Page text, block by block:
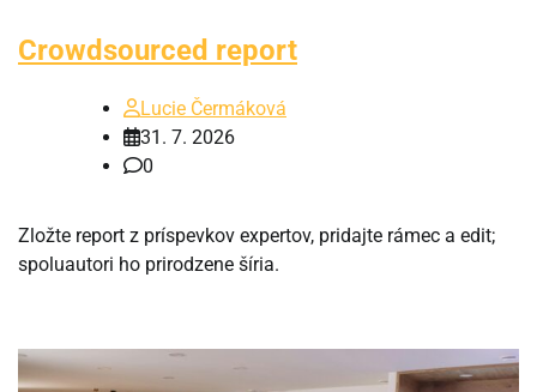
Crowdsourced report
Lucie Čermáková
31. 7. 2026
0
Zložte report z príspevkov expertov, pridajte rámec a edit;
spoluautori ho prirodzene šíria.